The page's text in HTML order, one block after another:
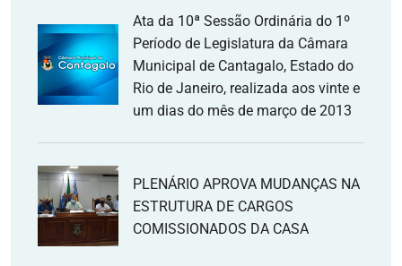
Ata da 10ª Sessão Ordinária do 1º
Período de Legislatura da Câmara
Municipal de Cantagalo, Estado do
Rio de Janeiro, realizada aos vinte e
um dias do mês de março de 2013
PLENÁRIO APROVA MUDANÇAS NA
ESTRUTURA DE CARGOS
COMISSIONADOS DA CASA